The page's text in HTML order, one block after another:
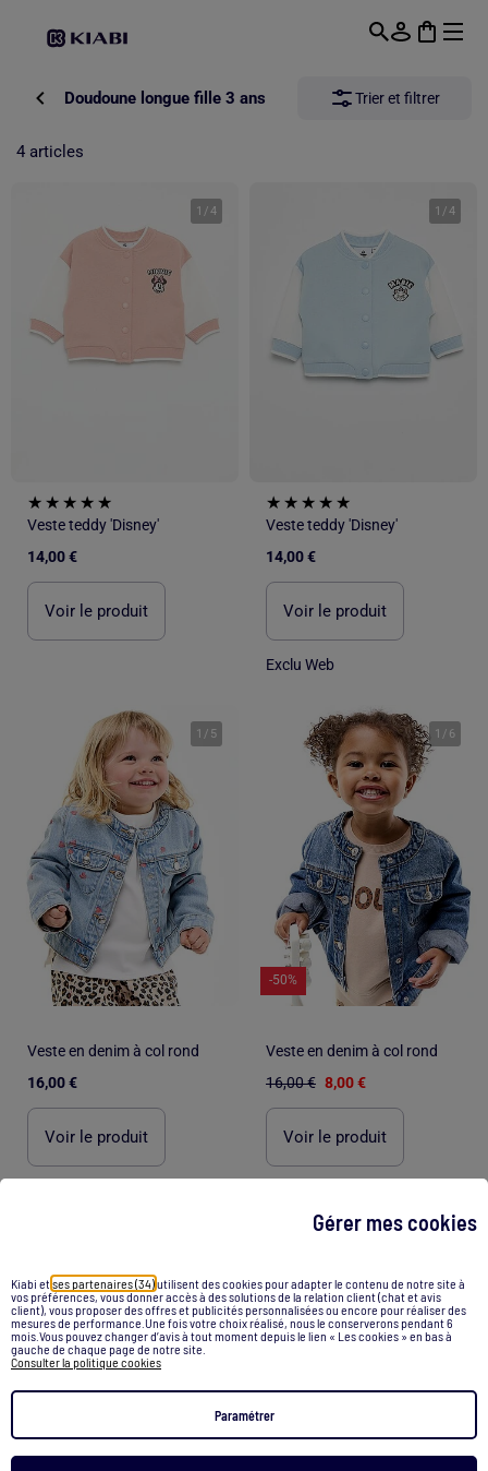
Gérer mes cookies
Kiabi et ses partenaires (34)utilisent des cookies pour adapter le contenu de notre site à
vos préférences, vous donner accès à des solutions de la relation client (chat et avis
client), vous proposer des offres et publicités personnalisées ou encore pour réaliser des
mesures de performance.Une fois votre choix réalisé, nous le conserverons pendant 6
mois.Vous pouvez changer d’avis à tout moment depuis le lien « Les cookies » en bas à
gauche de chaque page de notre site.
Consulter la politique cookies
Paramétrer
Doudoune longue fille 3 ans Trier et filtrer
4 articles
1 /4
Veste teddy 'Disney'
14,00 €
Voir le produit
1 /4
Veste teddy 'Disney'
14,00 €
Voir le produit
Exclu Web
1 / 5
Veste en denim à col rond
16,00 €
Voir le produit
1 / 6
-50%
Veste en denim à col rond
16,00 € 8,00 €
Voir le produit
Recommandations
Poussette 3 en 1
Jupe longue
Doudoune femme longue
Veste longue femme
Doudoune longue homme
Pull col zippe homme
Sweat nike l
Gilet zippé homme coton